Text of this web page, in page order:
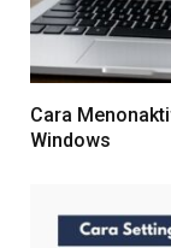
Cara
Windows